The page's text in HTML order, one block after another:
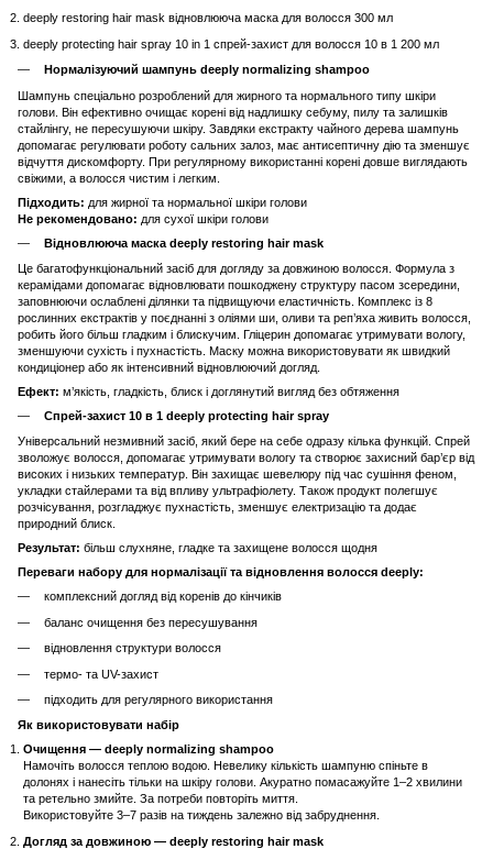
deeply restoring hair mask відновлююча маска для волосся 300 мл
deeply protecting hair spray 10 in 1 спрей-захист для волосся 10 в 1 200 мл
Нормалізуючий шампунь deeply normalizing shampoo
Шампунь спеціально розроблений для жирного та нормального типу шкіри
голови. Він ефективно очищає корені від надлишку себуму, пилу та залишків
стайлінгу, не пересушуючи шкіру. Завдяки екстракту чайного дерева шампунь
допомагає регулювати роботу сальних залоз, має антисептичну дію та зменшує
відчуття дискомфорту. При регулярному використанні корені довше виглядають
свіжими, а волосся чистим і легким.
Підходить: для жирної та нормальної шкіри голови
Не рекомендовано: для сухої шкіри голови
Відновлююча маска deeply restoring hair mask
Це багатофункціональний засіб для догляду за довжиною волосся. Формула з
керамідами допомагає відновлювати пошкоджену структуру пасом зсередини,
заповнюючи ослаблені ділянки та підвищуючи еластичність. Комплекс із 8
рослинних екстрактів у поєднанні з оліями ши, оливи та реп’яха живить волосся,
робить його більш гладким і блискучим. Гліцерин допомагає утримувати вологу,
зменшуючи сухість і пухнастість. Маску можна використовувати як швидкий
кондиціонер або як інтенсивний відновлюючий догляд.
Ефект: м’якість, гладкість, блиск і доглянутий вигляд без обтяження
Спрей-захист 10 в 1 deeply protecting hair spray
Універсальний незмивний засіб, який бере на себе одразу кілька функцій. Спрей
зволожує волосся, допомагає утримувати вологу та створює захисний бар’єр від
високих і низьких температур. Він захищає шевелюру під час сушіння феном,
укладки стайлерами та від впливу ультрафіолету. Також продукт полегшує
розчісування, розгладжує пухнастість, зменшує електризацію та додає
природний блиск.
Результат: більш слухняне, гладке та захищене волосся щодня
Переваги набору для нормалізації та відновлення волосся deeply:
комплексний догляд від коренів до кінчиків
баланс очищення без пересушування
відновлення структури волосся
термо- та UV-захист
підходить для регулярного використання
Як використовувати набір
Очищення — deeply normalizing shampoo
Намочіть волосся теплою водою. Невелику кількість шампуню спіньте в
долонях і нанесіть тільки на шкіру голови. Акуратно помасажуйте 1–2 хвилини
та ретельно змийте. За потреби повторіть миття.
Використовуйте 3–7 разів на тиждень залежно від забруднення.
Догляд за довжиною — deeply restoring hair mask